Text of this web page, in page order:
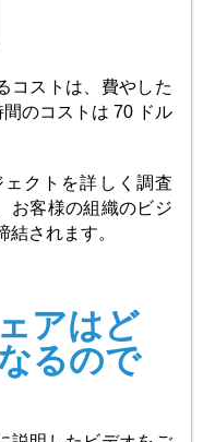
コストは、費やした
のコストは 70 ドル
クトを詳しく調査
お客様の組織のビジ
されます。
アはど
るので